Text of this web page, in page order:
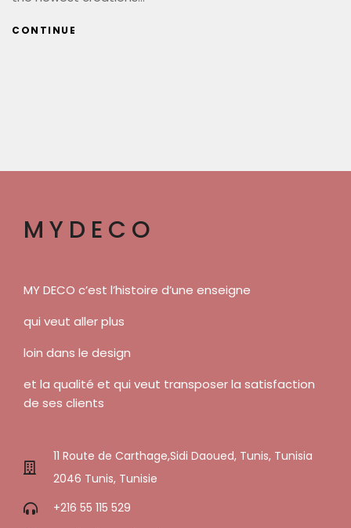
CONTINUE
MYDECO
MY DECO c’est l’histoire d’une enseigne
qui veut aller plus
loin dans le design
et la qualité et qui veut transposer la satisfaction
de ses clients
11 Route de Carthage,Sidi Daoued, Tunis, Tunisia
2046 Tunis, Tunisie
+216 55 115 529